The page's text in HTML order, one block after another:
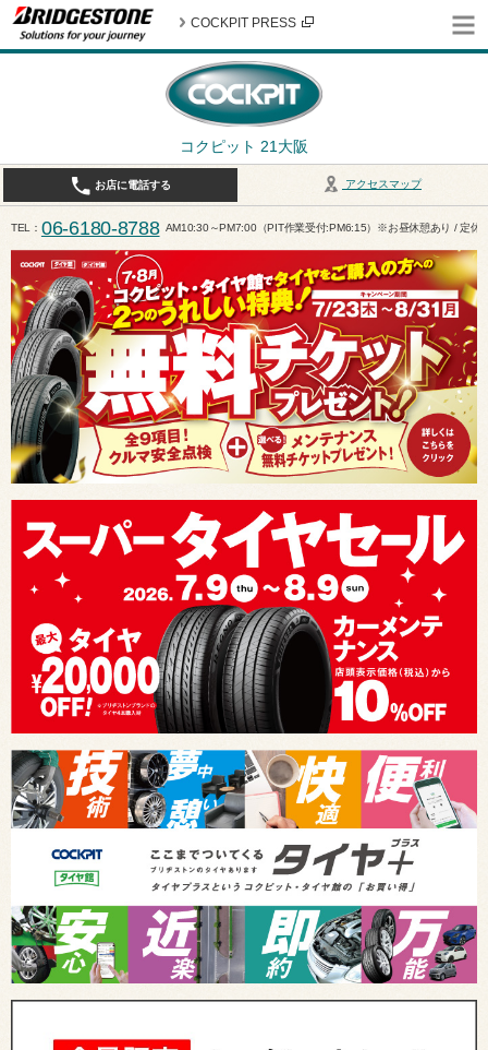
コクピット 21大阪
COCKPIT PRESS
アクセスマップ
お店に電話する
TEL 06-6180-8788 AM10:30～PM7:00（PIT作業受付:PM6:15）※お昼休憩あり / 定休